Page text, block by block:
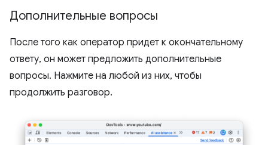
Дополнительные вопросы
После того как оператор придет к окончательному
ответу, он может предложить дополнительные
вопросы. Нажмите на любой из них, чтобы
продолжить разговор.